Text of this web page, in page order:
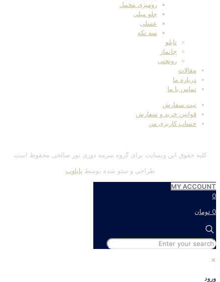
رومیزی مخمل
جلو مبلی
عسلی
سه تکه
تابلو
جانماز
روتختی
مقالات
درباره ما
تماس با ما
ثبت سفارش
قوانین خرید و سفارش
حساب کاربری من
کلیه حقوق این وبسایت برای گروه سرمه دوزی نور صالحی محفوظ است
طراحی و سئو شده توسط پایاوب
MY ACCOUNT
0
0 تومان
✕
ورود